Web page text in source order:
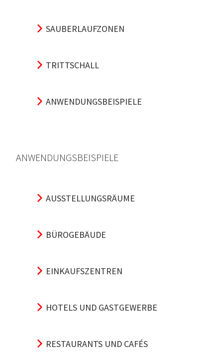
SAUBERLAUFZONEN
TRITTSCHALL
ANWENDUNGSBEISPIELE
ANWENDUNGSBEISPIELE
AUSSTELLUNGSRÄUME
BÜROGEBÄUDE
EINKAUFSZENTREN
HOTELS UND GASTGEWERBE
RESTAURANTS UND CAFÉS